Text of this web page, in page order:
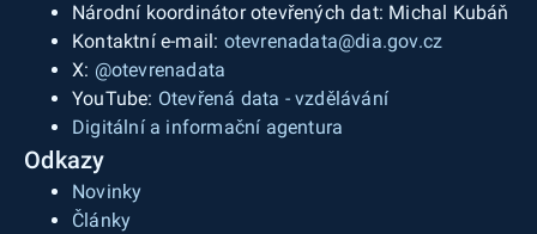
Národní koordinátor otevřených dat: Michal Kubáň
Kontaktní e-mail: otevrenadata@dia.gov.cz
X: @otevrenadata
YouTube: Otevřená data - vzdělávání
Digitální a informační agentura
Odkazy
Novinky
Články